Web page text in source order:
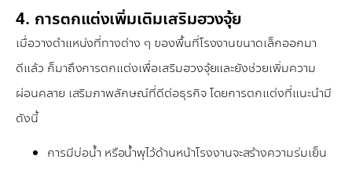
4. การตกแต่งเพิ่มเติมเสริมฮวงจุ้ย
เมื่อวางตำแหน่งที่ทางต่าง ๆ ของพื้นที่โรงงานขนาดเล็กออกมา
ดีแล้ว ก็มาถึงการตกแต่งเพื่อเสริมฮวงจุ้ยและยังช่วยเพิ่มความ
ผ่อนคลาย เสริมภาพลักษณ์ที่ดีต่อธุรกิจ โดยการตกแต่งที่แนะนำมี
ดังนี้
การมีบ่อน้ำ หรือน้ำพุไว้ด้านหน้าโรงงานจะสร้างความร่มเย็น